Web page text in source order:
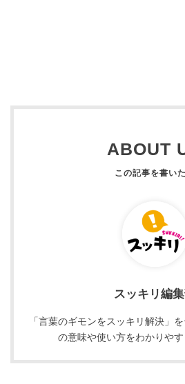
ABOUT
スッキリ編
「言葉のギモンをスッキリ解決」
の意味や使い方をわかりやす